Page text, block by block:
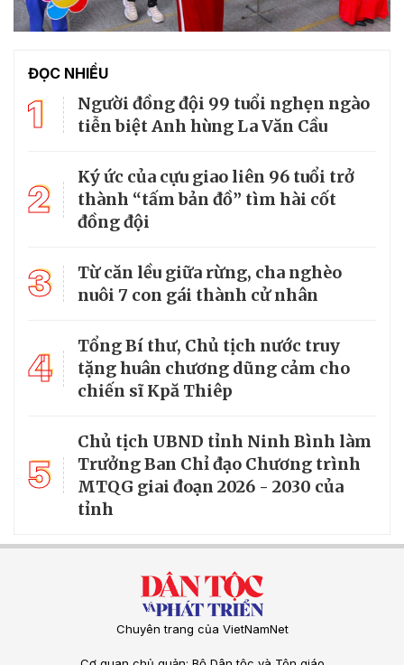
ĐỌC NHIỀU
1
Người đồng đội 99 tuổi nghẹn ngào
tiễn biệt Anh hùng La Văn Cầu
2
Ký ức của cựu giao liên 96 tuổi trở
thành “tấm bản đồ” tìm hài cốt
đồng đội
3
Từ căn lều giữa rừng, cha nghèo
nuôi 7 con gái thành cử nhân
4
Tổng Bí thư, Chủ tịch nước truy
tặng huân chương dũng cảm cho
chiến sĩ Kpă Thiêp
5
Chủ tịch UBND tỉnh Ninh Bình làm
Trưởng Ban Chỉ đạo Chương trình
MTQG giai đoạn 2026 - 2030 của
tỉnh
Chuyên trang của VietNamNet